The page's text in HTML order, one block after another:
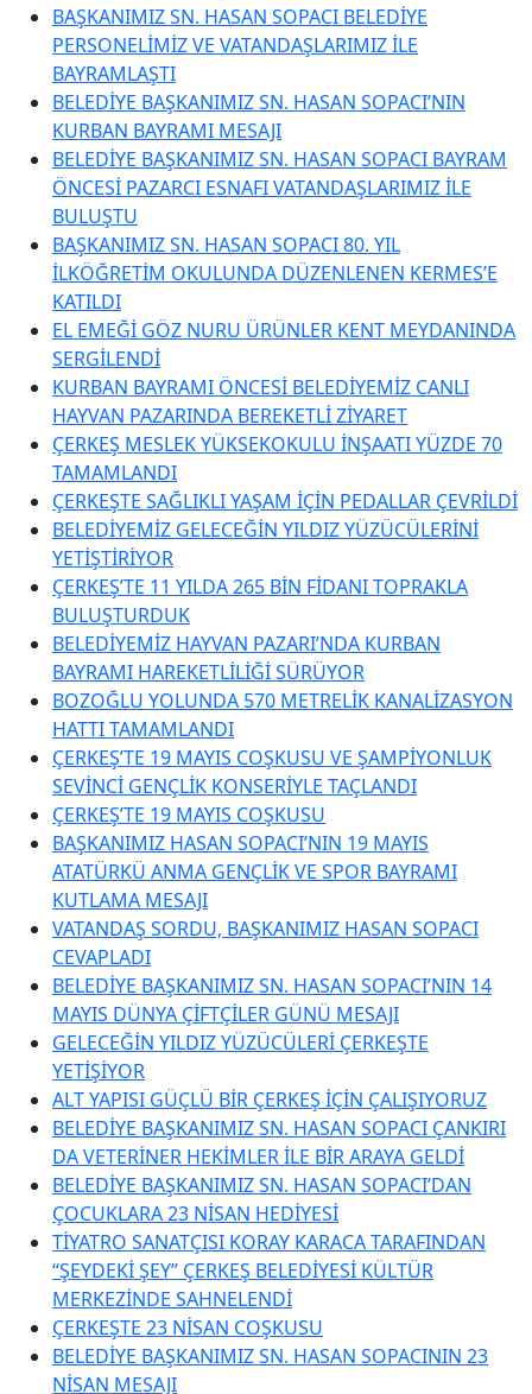
BAŞKANIMIZ SN. HASAN SOPACI BELEDİYE
PERSONELİMİZ VE VATANDAŞLARIMIZ İLE
BAYRAMLAŞTI
BELEDİYE BAŞKANIMIZ SN. HASAN SOPACI’NIN
KURBAN BAYRAMI MESAJI
BELEDİYE BAŞKANIMIZ SN. HASAN SOPACI BAYRAM
ÖNCESİ PAZARCI ESNAFI VATANDAŞLARIMIZ İLE
BULUŞTU
BAŞKANIMIZ SN. HASAN SOPACI 80. YIL
İLKÖĞRETİM OKULUNDA DÜZENLENEN KERMES’E
KATILDI
EL EMEĞİ GÖZ NURU ÜRÜNLER KENT MEYDANINDA
SERGİLENDİ
KURBAN BAYRAMI ÖNCESİ BELEDİYEMİZ CANLI
HAYVAN PAZARINDA BEREKETLİ ZİYARET
ÇERKEŞ MESLEK YÜKSEKOKULU İNŞAATI YÜZDE 70
TAMAMLANDI
ÇERKEŞTE SAĞLIKLI YAŞAM İÇİN PEDALLAR ÇEVRİLDİ
BELEDİYEMİZ GELECEĞİN YILDIZ YÜZÜCÜLERİNİ
YETİŞTİRİYOR
ÇERKEŞ’TE 11 YILDA 265 BİN FİDANI TOPRAKLA
BULUŞTURDUK
BELEDİYEMİZ HAYVAN PAZARI’NDA KURBAN
BAYRAMI HAREKETLİLİĞİ SÜRÜYOR
BOZOĞLU YOLUNDA 570 METRELİK KANALİZASYON
HATTI TAMAMLANDI
ÇERKEŞ’TE 19 MAYIS COŞKUSU VE ŞAMPİYONLUK
SEVİNCİ GENÇLİK KONSERİYLE TAÇLANDI
ÇERKEŞ’TE 19 MAYIS COŞKUSU
BAŞKANIMIZ HASAN SOPACI’NIN 19 MAYIS
ATATÜRKÜ ANMA GENÇLİK VE SPOR BAYRAMI
KUTLAMA MESAJI
VATANDAŞ SORDU, BAŞKANIMIZ HASAN SOPACI
CEVAPLADI
BELEDİYE BAŞKANIMIZ SN. HASAN SOPACI’NIN 14
MAYIS DÜNYA ÇİFTÇİLER GÜNÜ MESAJI
GELECEĞİN YILDIZ YÜZÜCÜLERİ ÇERKEŞTE
YETİŞİYOR
ALT YAPISI GÜÇLÜ BİR ÇERKEŞ İÇİN ÇALIŞIYORUZ
BELEDİYE BAŞKANIMIZ SN. HASAN SOPACI ÇANKIRI
DA VETERİNER HEKİMLER İLE BİR ARAYA GELDİ
BELEDİYE BAŞKANIMIZ SN. HASAN SOPACI’DAN
ÇOCUKLARA 23 NİSAN HEDİYESİ
TİYATRO SANATÇISI KORAY KARACA TARAFINDAN
“ŞEYDEKİ ŞEY” ÇERKEŞ BELEDİYESİ KÜLTÜR
MERKEZİNDE SAHNELENDİ
ÇERKEŞTE 23 NİSAN COŞKUSU
BELEDİYE BAŞKANIMIZ SN. HASAN SOPACININ 23
NİSAN MESAJI